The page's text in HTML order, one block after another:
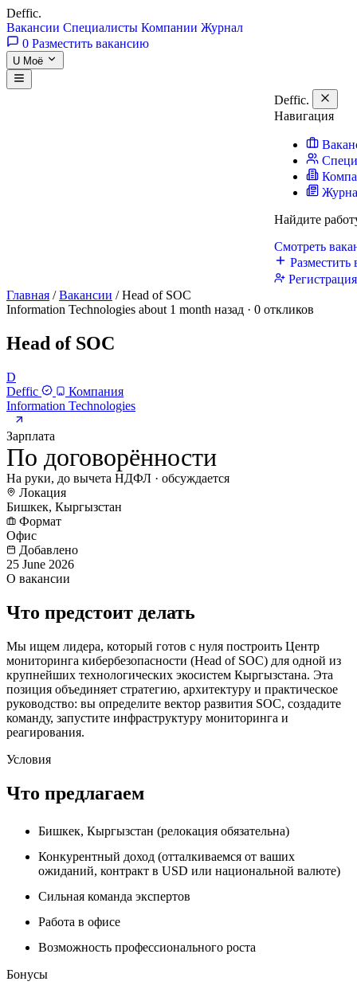
Deffic.
Вакансии Специалисты Компании Журнал
0 Разместить вакансию
U Моё
Deffic.
Навигация
Найдите
Смотреть
Разместить
Главная / Вакансии / Head of SOC
Information Technologies about 1 month назад · 0 откликов
Head of SOC
D
Deffic
Компания
Information Technologies
Зарплата
По договорённости
На руки, до вычета НДФЛ · обсуждается
Локация
Бишкек, Кыргызстан
Формат
Офис
Добавлено
25 June 2026
О вакансии
Что предстоит делать
Мы ищем лидера, который готов с нуля построить Центр
мониторинга кибербезопасности (Head of SOC) для одной из
крупнейших технологических экосистем Кыргызстана. Эта
позиция объединяет стратегию, архитектуру и практическое
руководство: вы определите вектор развития SOC, создадите
команду, запустите инфраструктуру мониторинга и
реагирования.
Условия
Что предлагаем
Бишкек, Кыргызстан (релокация обязательна)
Конкурентный доход (отталкиваемся от ваших
ожиданий, контракт в USD или национальной валюте)
Сильная команда экспертов
Работа в офисе
Возможность профессионального роста
Бонусы